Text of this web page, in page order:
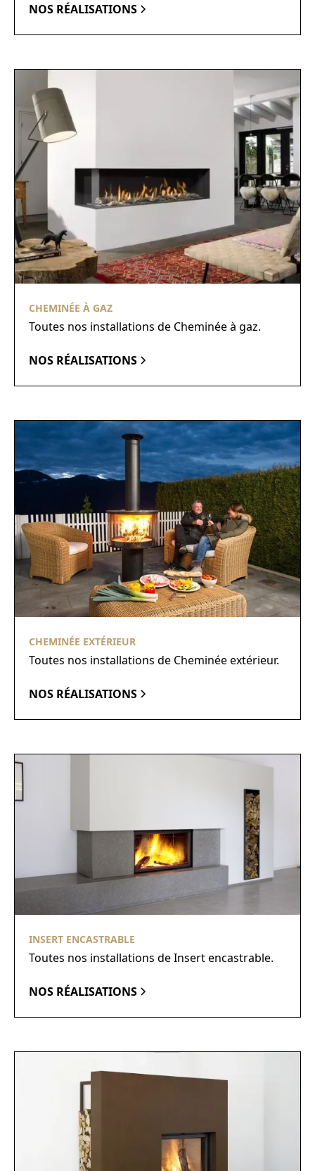
NOS RÉALISATIONS
CHEMINÉE À GAZ
Toutes nos installations de Cheminée à gaz.
NOS RÉALISATIONS
CHEMINÉE EXTÉRIEUR
Toutes nos installations de Cheminée extérieur.
NOS RÉALISATIONS
INSERT ENCASTRABLE
Toutes nos installations de Insert encastrable.
NOS RÉALISATIONS